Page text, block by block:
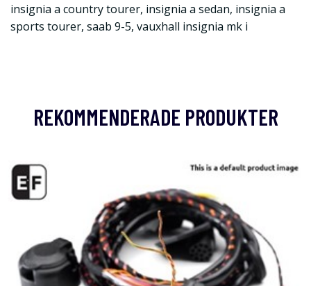
insignia a country tourer, insignia a sedan, insignia a
sports tourer, saab 9-5, vauxhall insignia mk i
REKOMMENDERADE PRODUKTER